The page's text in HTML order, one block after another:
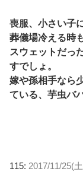
喪服、小さい子
葬儀場冷える時
スウェットだっ
すでしょ。
嫁や孫相手なら
ている、芋虫バ
115: 2017/11/25(